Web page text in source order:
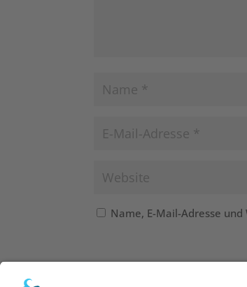
Name, E-Mail-Adresse